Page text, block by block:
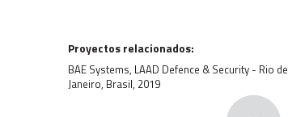
Proyectos relacionados:
BAE Systems, LAAD Defence & Security - Rio de
Janeiro, Brasil, 2019